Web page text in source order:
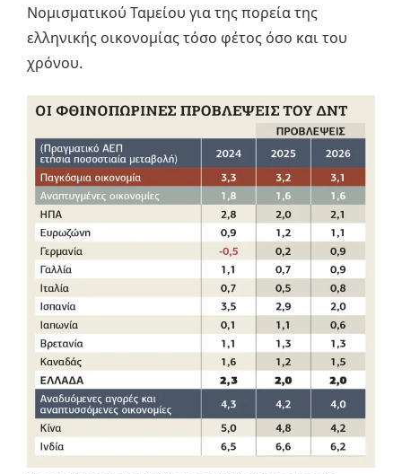
Νομισματικού Ταμείου για της πορεία της
ελληνικής οικονομίας τόσο φέτος όσο και του
χρόνου.